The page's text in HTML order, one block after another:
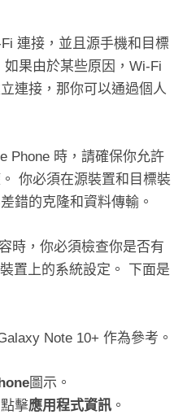
連接，並且源手機和目標
果由於某些原因，Wi-Fi
連接，那你可以通過個人
Phone 時，請確保你允許
你必須在源裝置和目標裝
錯的克隆和資料傳輸。
時，你必須檢查你是否有
置上的系統設定。 下面是
Note 10+ 作為參考。
圖示。
擊應用程式資訊 。